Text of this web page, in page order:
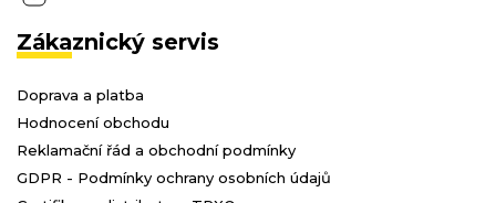
Zákaznický servis
Doprava a platba
Hodnocení obchodu
Reklamační řád a obchodní podmínky
GDPR - Podmínky ochrany osobních údajů